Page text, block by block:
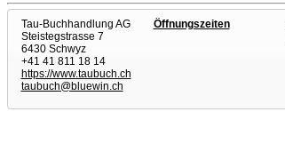
Tau-Buchhandlung AG
Steistegstrasse 7
6430 Schwyz
+41 41 811 18 14
https://www.taubuch.ch
taubuch@bluewin.ch
Öffnungszeiten